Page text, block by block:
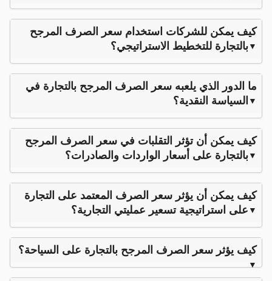
كيف يمكن للشركات استخدام سعر الصرف المرجح
بالتجارة للتخطيط الاستراتيجي؟
ما الدور الذي يلعبه سعر الصرف المرجح بالتجارة في
السياسة النقدية؟
كيف يمكن أن تؤثر التقلبات في سعر الصرف المرجح
بالتجارة على أسعار الواردات والصادرات؟
كيف يمكن أن يؤثر سعر الصرف المعتمد على التجارة
على استراتيجية تسعير عمليتي التجارية؟
كيف يؤثر سعر الصرف المرجح بالتجارة على السياحة؟